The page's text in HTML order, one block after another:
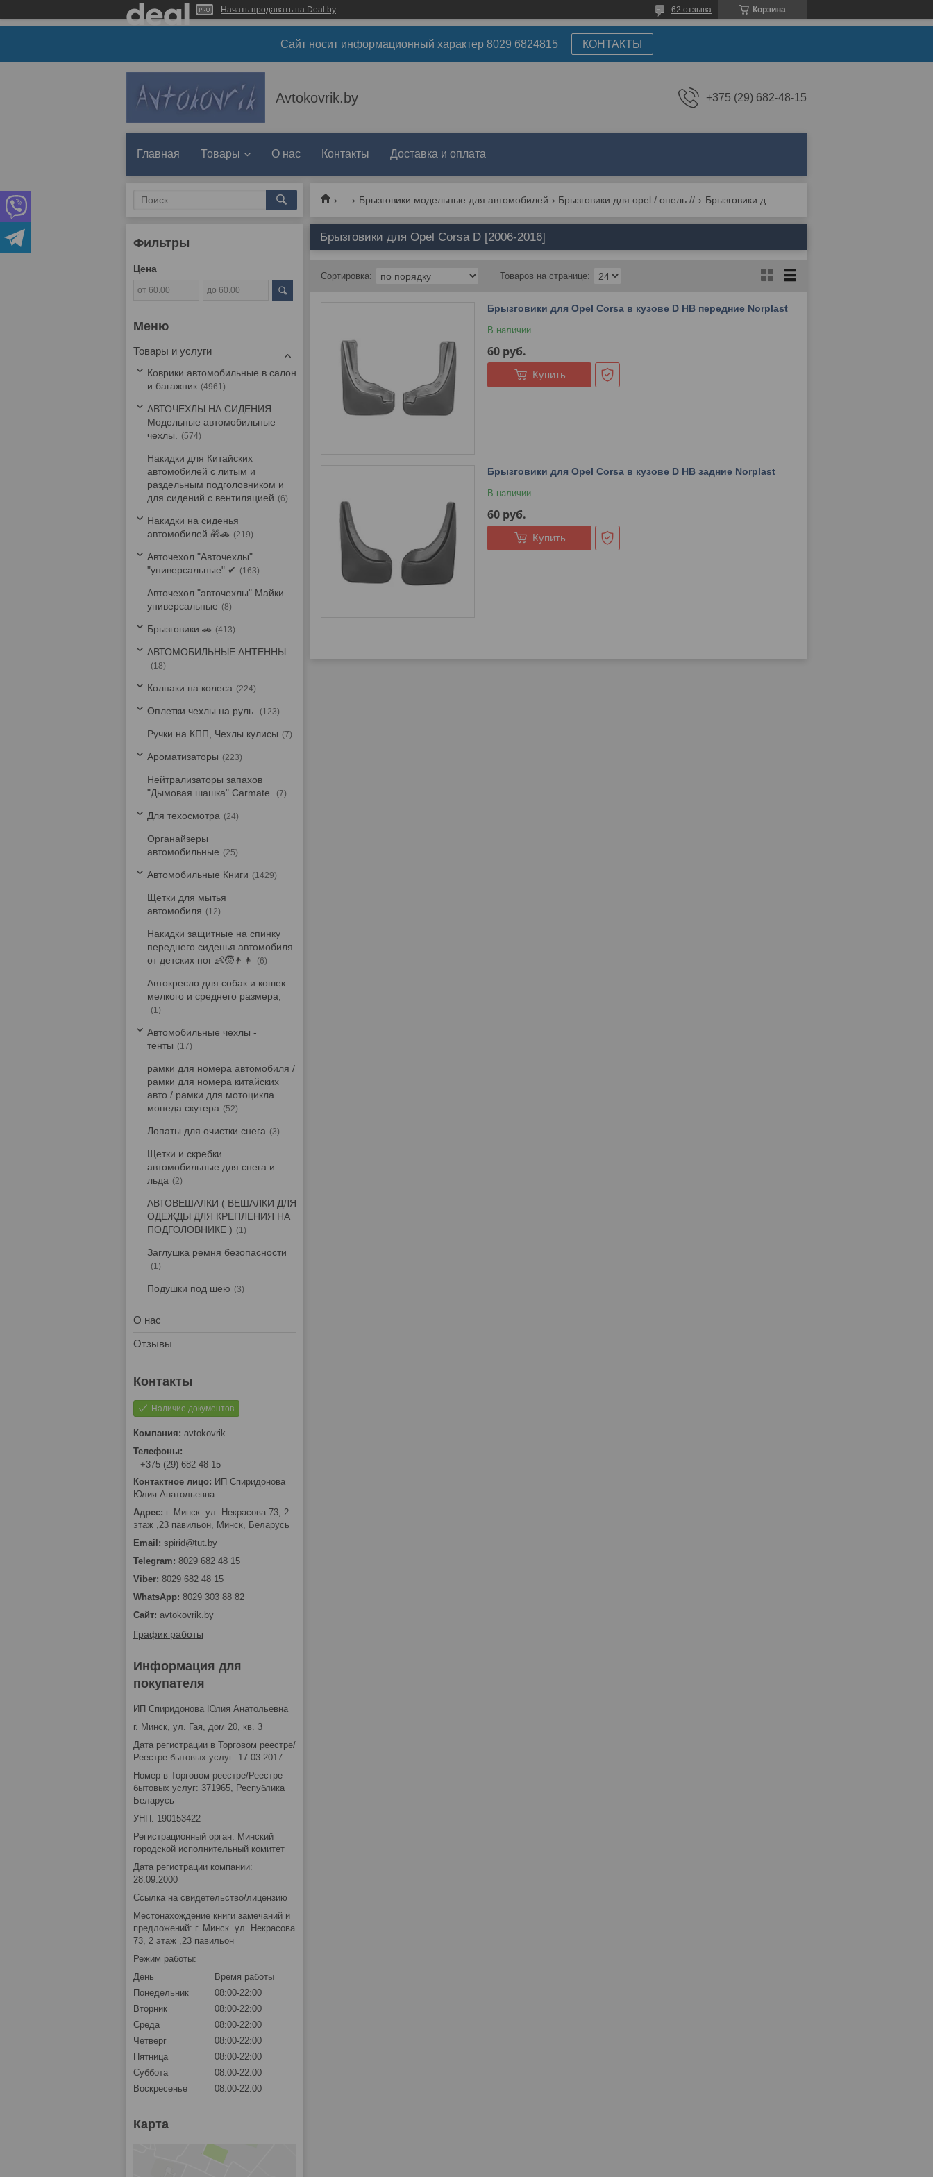
Начать продавать на Deal.by Корзина
62 отзыва
Сайт носит информационный характер 8029 6824815 КОНТАКТЫ
Avtokovrik.by +375 (29) 682-48-15
Главная Товары О нас Контакты Доставка и оплата
Брызговики модельные для автомобилей Брызговики для opel / опель //
Брызговики для Opel Corsa D [2006-2016]
Брызговики для Opel Corsa в кузове D HB передние Norplast
В наличии
60 руб.
Купить
Брызговики для Opel Corsa в кузове D HB задние Norplast
В наличии
60 руб.
Купить
Фильтры
Цена
Товары и услуги
Коврики автомобильные в салон
и багажник
4961
АВТОЧЕХЛЫ НА СИДЕНИЯ.
Модельные автомобильные
чехлы.
574
Накидки для Китайских
автомобилей с литым и
раздельным подголовником и
для сидений с вентиляцией
6
Накидки на сиденья
автомобилей 🎁🚗
219
Авточехол "Авточехлы"
"универсальные" ✔
163
Авточехол "авточехлы" Майки
универсальные
8
Брызговики 🚗 413
АВТОМОБИЛЬНЫЕ АНТЕННЫ
18
Колпаки на колеса 224
Оплетки чехлы на руль 123
Ручки на КПП, Чехлы кулисы 7
Ароматизаторы 223
Нейтрализаторы запахов
"Дымовая шашка" Carmate
7
Для техосмотра 24
Органайзеры
автомобильные
25
Автомобильные Книги 1429
Щетки для мытья
автомобиля
12
Накидки защитные на спинку
переднего сиденья автомобиля
от детских ног 👶🧒👦👧
6
Автокресло для собак и кошек
мелкого и среднего размера,
1
Автомобильные чехлы -
тенты
17
рамки для номера автомобиля /
рамки для номера китайских
авто / рамки для мотоцикла
мопеда скутера
52
Лопаты для очистки снега 3
Щетки и скребки
автомобильные для снега и
льда
2
АВТОВЕШАЛКИ ( ВЕШАЛКИ ДЛЯ
ОДЕЖДЫ ДЛЯ КРЕПЛЕНИЯ НА
ПОДГОЛОВНИКЕ )
1
Заглушка ремня безопасности
1
Подушки под шею 3
О нас
Отзывы
Наличие документов
avtokovrik
+375 (29) 682-48-15
ИП Спиридонова
Юлия Анатольевна
г. Минск. ул. Некрасова 73, 2
этаж ,23 павильон, Минск, Беларусь
spirid@tut.by
8029 682 48 15
8029 682 48 15
8029 303 88 82
avtokovrik.by
График работы
Информация для
покупателя
ИП Спиридонова Юлия Анатольевна
г. Минск, ул. Гая, дом 20, кв. 3
Дата регистрации в Торговом реестре/
Реестре бытовых услуг: 17.03.2017
Номер в Торговом реестре/Реестре
бытовых услуг: 371965, Республика
Беларусь
УНП: 190153422
Регистрационный орган: Минский
городской исполнительный комитет
Дата регистрации компании:
28.09.2000
Ссылка на свидетельство/лицензию
Местонахождение книги замечаний и
предложений: г. Минск. ул. Некрасова
73, 2 этаж ,23 павильон
Режим работы:
День
Время работы
Понедельник
08:00-22:00
Вторник
08:00-22:00
Среда
08:00-22:00
Четверг
08:00-22:00
Пятница
08:00-22:00
Суббота
08:00-22:00
Воскресенье
08:00-22:00
Карта